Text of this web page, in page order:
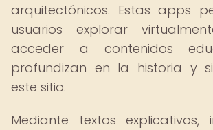
arquitectónicos. Estas apps
usuarios explorar
acceder a contenidos
profundizan en la historia y
este sitio.
Mediante textos explicativos,